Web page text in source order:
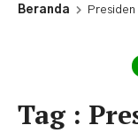
Beranda Presiden
Tag :